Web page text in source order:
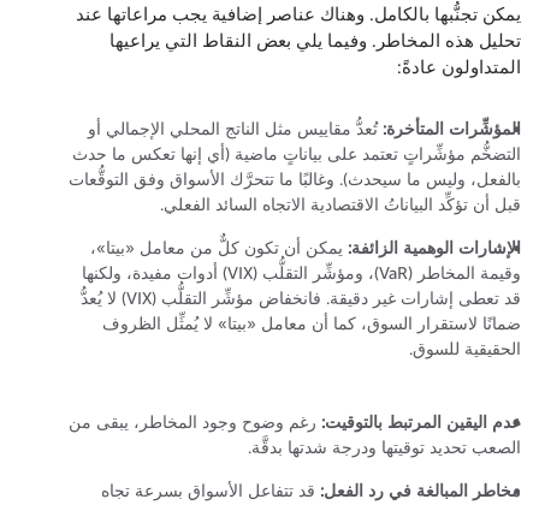
يمكن تجنُّبها بالكامل. وهناك عناصر إضافية يجب مراعاتها عند
تحليل هذه المخاطر. وفيما يلي بعض النقاط التي يراعيها
المتداولون عادةً:
المؤشِّرات المتأخرة:تُعدُّ مقاييس مثل الناتج المحلي الإجمالي أو
التضخُّم مؤشِّراتٍ تعتمد على بياناتٍ ماضية (أي إنها تعكس ما حدث
بالفعل، وليس ما سيحدث). وغالبًا ما تتحرَّك الأسواق وفق التوقُّعات
قبل أن تؤكِّد البياناتُ الاقتصادية الاتجاه السائد الفعلي.
الإشارات الوهمية الزائفة: يمكن أن تكون كلٌّ من معامل «بيتا»،
وقيمة المخاطر (VaR)، ومؤشِّر التقلُّب (VIX) أدوات مفيدة، ولكنها
قد تعطى إشارات غير دقيقة. فانخفاض مؤشِّر التقلُّب (VIX) لا يُعدُّ
ضمانًا لاستقرار السوق، كما أن معامل «بيتا» لا يُمثِّل الظروف
الحقيقية للسوق.
عدم اليقين المرتبط بالتوقيت: رغم وضوح وجود المخاطر، يبقى من
الصعب تحديد توقيتها ودرجة شدتها بدقَّة.
مخاطر المبالغة في رد الفعل: قد تتفاعل الأسواق بسرعة تجاه